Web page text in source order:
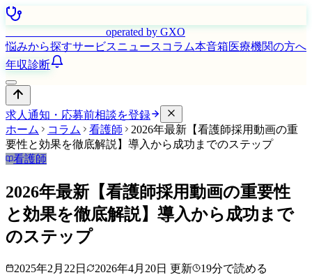
operated by GXO
悩みから探すサービスニュース コラム本音箱医療機関の方へ
年収診断
求人通知・応募前相談を登録
ホーム
コラム 看護師
2026年最新【看護師採用動画の重
要性と効果を徹底解説】導入から成功までのステップ
看護師
2026年最新【看護師採用動画の重要性
と効果を徹底解説】導入から成功まで
のステップ
2025年2月22日 2026年4月20日 更新 19分で読める